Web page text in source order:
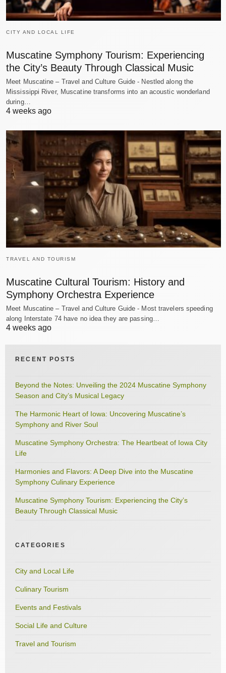
CITY AND LOCAL LIFE
Muscatine Symphony Tourism: Experiencing
the City’s Beauty Through Classical Music
Meet Muscatine – Travel and Culture Guide - Nestled along the
Mississippi River, Muscatine transforms into an acoustic wonderland
during…
4 weeks ago
TRAVEL AND TOURISM
Muscatine Cultural Tourism: History and
Symphony Orchestra Experience
Meet Muscatine – Travel and Culture Guide - Most travelers speeding
along Interstate 74 have no idea they are passing…
4 weeks ago
RECENT POSTS
Beyond the Notes: Unveiling the 2024 Muscatine Symphony
Season and City’s Musical Legacy
The Harmonic Heart of Iowa: Uncovering Muscatine’s
Symphony and River Soul
Muscatine Symphony Orchestra: The Heartbeat of Iowa City
Life
Harmonies and Flavors: A Deep Dive into the Muscatine
Symphony Culinary Experience
Muscatine Symphony Tourism: Experiencing the City’s
Beauty Through Classical Music
CATEGORIES
City and Local Life
Culinary Tourism
Events and Festivals
Social Life and Culture
Travel and Tourism